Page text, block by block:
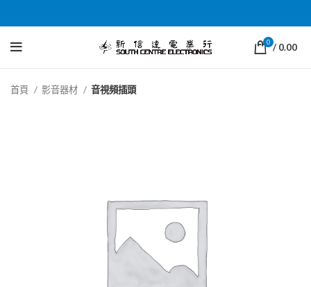
0 / 0.00
首頁 影音器材 音視頻插頭